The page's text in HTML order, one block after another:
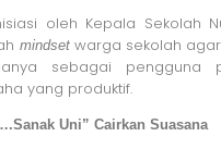
oleh Kepala Sekolah
mindsetwarga sekolah
sebagai pengguna
yang produktif.
Uni” Cairkan Suasana